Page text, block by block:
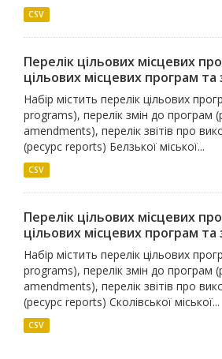
CSV
Перелік цільових місцевих
цільових місцевих програм та
Набір містить перелік цільових
programs), перелік змін до програм
amendments), перелік звітів про
(ресурс reports) Белзької міської...
CSV
Перелік цільових місцевих
цільових місцевих програм та
Набір містить перелік цільових
programs), перелік змін до програм
amendments), перелік звітів про
(ресурс reports) Сколівської міської...
CSV